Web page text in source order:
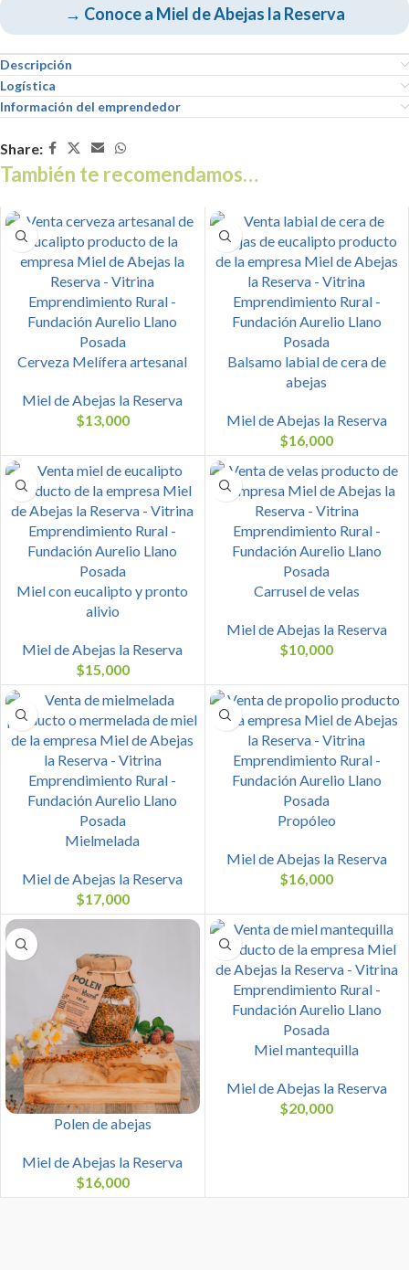
→ Conoce a Miel de Abejas la Reserva
Descripción
Logística
Información del emprendedor
Share:
También te recomendamos…
Cerveza Melífera artesanal
Miel de Abejas la Reserva
$13,000
Balsamo labial de cera de
abejas
Miel de Abejas la Reserva
$16,000
Miel con eucalipto y pronto
alivio
Miel de Abejas la Reserva
$15,000
Carrusel de velas
Miel de Abejas la Reserva
$10,000
Mielmelada
Miel de Abejas la Reserva
$17,000
Propóleo
Miel de Abejas la Reserva
$16,000
Polen de abejas
Miel de Abejas la Reserva
$16,000
Miel mantequilla
Miel de Abejas la Reserva
$20,000